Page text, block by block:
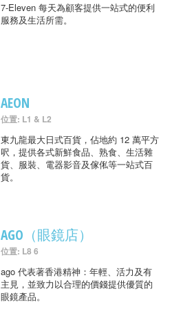
7-Eleven 每天為顧客提供一站式的便利
服務及生活所需。
AEON
位置: L1 & L2
東九龍最大日式百貨，佔地約 12 萬平方
呎，提供各式新鮮食品、熟食、生活雜
貨、服裝、電器影音及傢俬等一站式百
貨。
AGO（眼鏡店）
位置: L8 6
ago 代表著香港精神：年輕、活力及有
主見，並致力以合理的價錢提供優質的
眼鏡產品。